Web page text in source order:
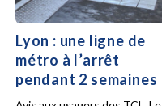
Lyon : une ligne de
métro à l’arrêt
pendant 2 semaines